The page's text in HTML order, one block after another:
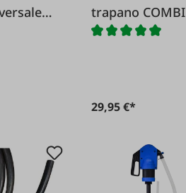
trapano COMBI
29,95 €*